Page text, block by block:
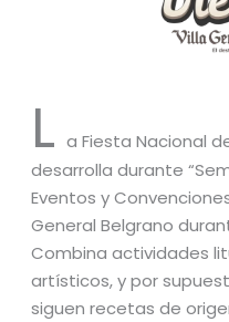
L a Fiesta Nacional
desarrolla durante
Eventos y
General Belgrano
Combina actividades
artísticos, y por
siguen recetas de